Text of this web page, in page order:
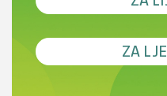
Debljina - od
Novi pogled na
razlike i nove terapije
ZA
Antikoagulansi u